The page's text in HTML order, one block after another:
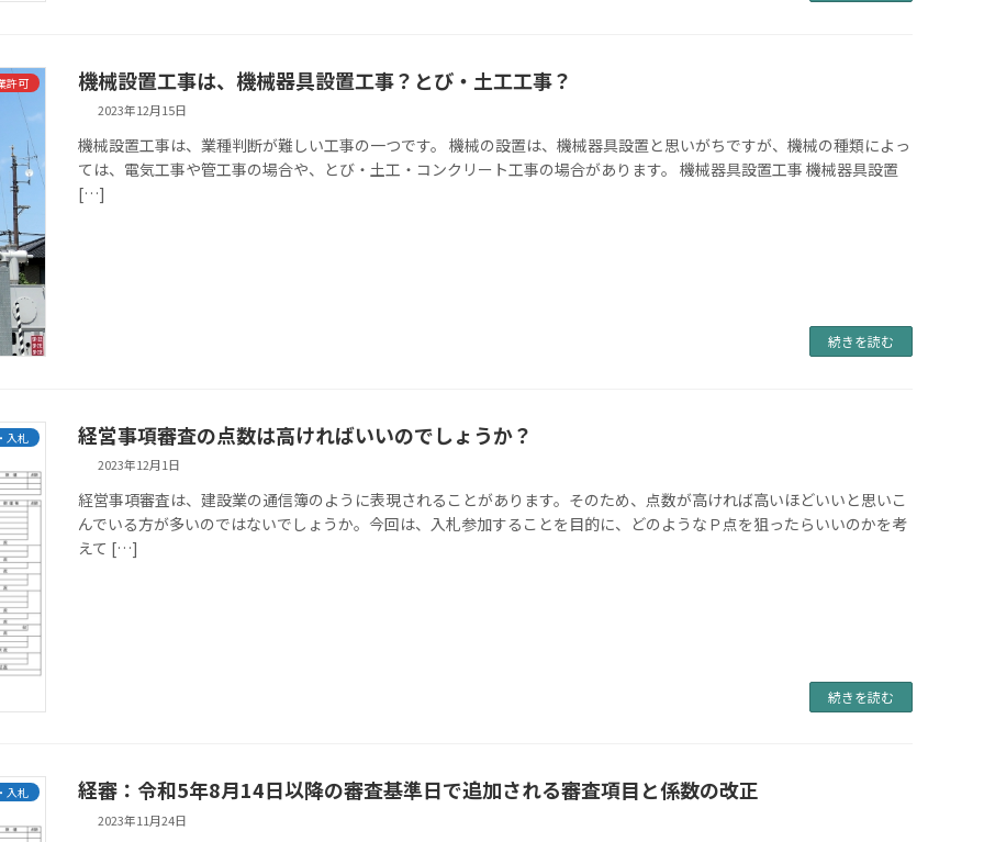
許可 機械設置工事は、機械器具設置工事？とび・土工工事？
2023年12月15日
機械設置工事は、業種判断が難しい工事の一つです。 機械の設置は、機械器具設置と思いがちですが、機械の種類によっ
ては、電気工事や管工事の場合や、とび・土工・コンクリート工事の場合があります。 機械器具設置工事 機械器具設置
[…]
続きを読む
入札 経営事項審査の点数は高ければいいのでしょうか？
2023年12月1日
経営事項審査は、建設業の通信簿のように表現されることがあります。そのため、点数が高ければ高いほどいいと思いこ
んでいる方が多いのではないでしょうか。今回は、入札参加することを目的に、どのようなＰ点を狙ったらいいのかを考
えて […]
続きを読む
入札 経審：令和5年8月14日以降の審査基準日で追加される審査項目と係数の改正
2023年11月24日